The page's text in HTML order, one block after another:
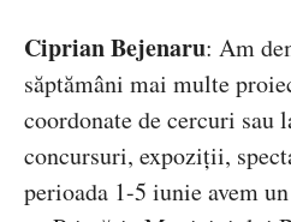
Ciprian Bejenaru: Am
săptămâni mai multe
coordonate de cercuri
concursuri, expoziții,
perioada 1-5 iunie avem